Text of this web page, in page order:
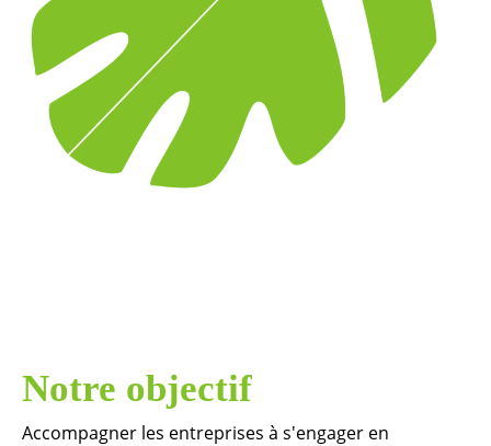
Notre objectif
Accompagner les entreprises à s'engager en